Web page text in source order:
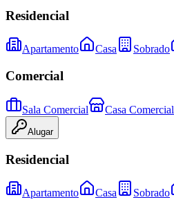
Residencial
Apartamento Casa Sobrado
Comercial
Sala Comercial Casa Comercial
Alugar
Residencial
Apartamento Casa Sobrado